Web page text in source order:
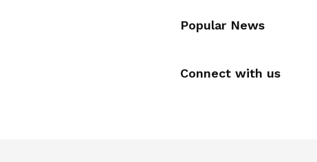
Popular News
Connect with us